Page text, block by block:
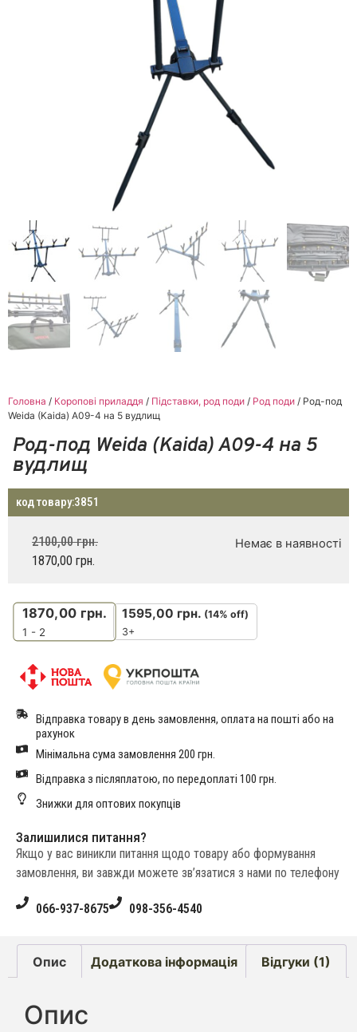
Головна / Коропові приладдя / Підставки, род поди / Род поди / Род-под
Weida (Kaida) A09-4 на 5 вудлищ
Род-под Weida (Kaida) A09-4 на 5
вудлищ
код товару:3851
2100,00грн.
1870,00 грн.
Немає в наявності
1870,00 грн.
1 - 2
1595,00 грн. (14% off)
3+
Відправка товару в день замовлення, оплата на пошті або на
рахунок
Мінімальна сума замовлення 200 грн.
Відправка з післяплатою, по передоплаті 100 грн.
Знижки для оптових покупців
Залишилися питання?
Якщо у вас виникли питання щодо товару або формування
замовлення, ви завжди можете зв’язатися з нами по телефону
066-937-8675 098-356-4540
Опис Додаткова інформація Відгуки (1)
Опис